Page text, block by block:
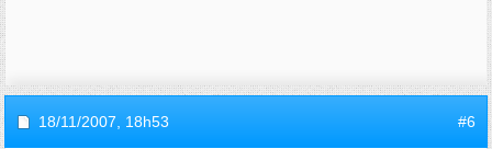
18/11/2007, 18h53 #6